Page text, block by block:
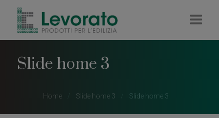
Slide home 3
Home Slide home 3 Slide home 3